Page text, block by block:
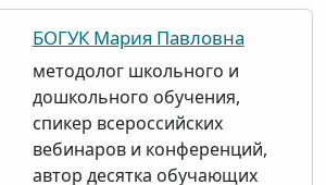
БОГУК Мария Павловна
методолог школьного и
дошкольного обучения,
спикер всероссийских
вебинаров и конференций,
автор десятка обучающих